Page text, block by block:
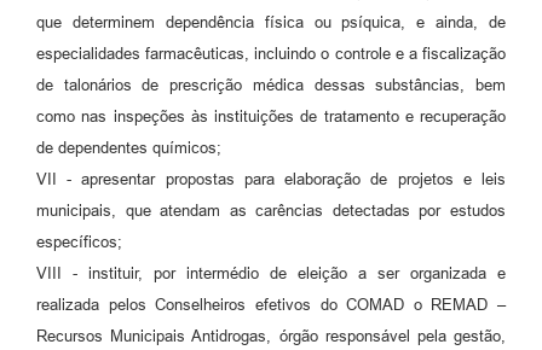
que determinem dependência física ou psíquica, e ainda, de
especialidades farmacêuticas, incluindo o controle e a fiscalização
de talonários de prescrição médica dessas substâncias, bem
como nas inspeções às instituições de tratamento e recuperação
de dependentes químicos;
VII - apresentar propostas para elaboração de projetos e leis
municipais, que atendam as carências detectadas por estudos
específicos;
VIII - instituir, por intermédio de eleição a ser organizada e
realizada pelos Conselheiros efetivos do COMAD o REMAD –
Recursos Municipais Antidrogas, órgão responsável pela gestão,